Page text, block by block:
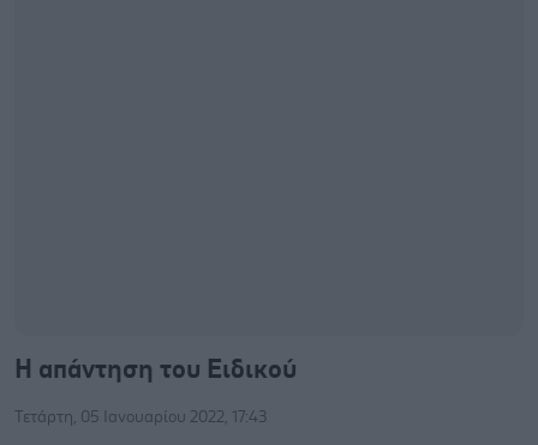
Η απάντηση του Ειδικού
Τετάρτη, 05 Ιανουαρίου 2022, 17:43